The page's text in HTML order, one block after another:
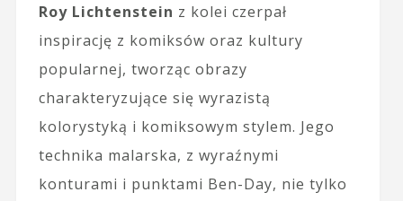
Roy Lichtenstein z kolei czerpał
inspirację z komiksów oraz kultury
popularnej, tworząc obrazy
charakteryzujące się wyrazistą
kolorystyką i komiksowym stylem. Jego
technika malarska, z wyraźnymi
konturami i punktami Ben-Day, nie tylko